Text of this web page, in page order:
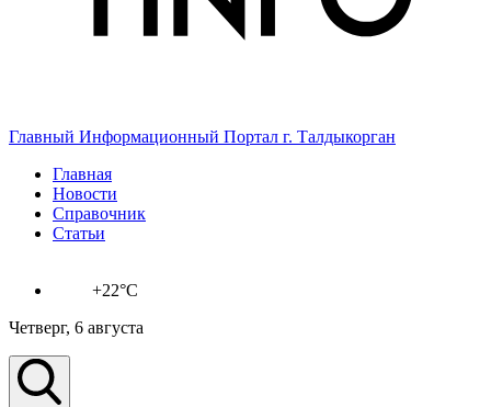
Главный Информационный Портал г. Талдыкорган
Главная
Новости
Справочник
Статьи
+22°C
Четверг, 6 августа